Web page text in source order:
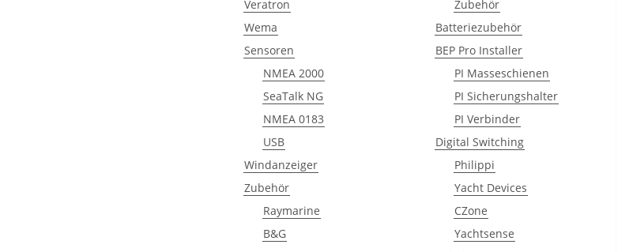
Veratron
Wema
Sensoren
NMEA 2000
SeaTalk NG
NMEA 0183
USB
Windanzeiger
Zubehör
Raymarine
B&G
Zubehör
Batteriezubehör
BEP Pro Installer
PI Masseschienen
PI Sicherungshalter
PI Verbinder
Digital Switching
Philippi
Yacht Devices
CZone
Yachtsense